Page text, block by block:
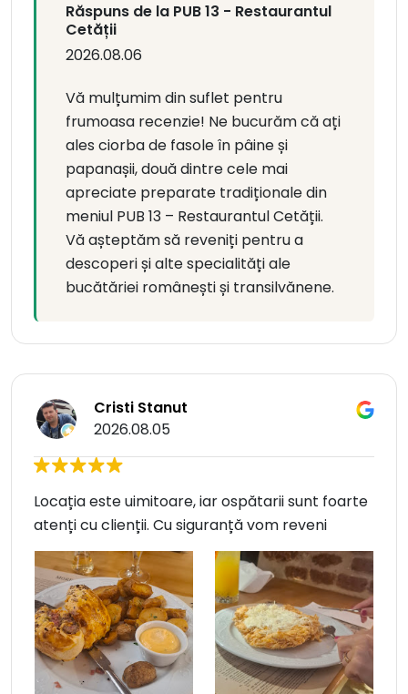
Răspuns de la PUB 13 - Restaurantul
Cetății
2026.08.06
Vă mulțumim din suflet pentru
frumoasa recenzie! Ne bucurăm că ați
ales ciorba de fasole în pâine și
papanașii, două dintre cele mai
apreciate preparate tradiționale din
meniul PUB 13 – Restaurantul Cetății.
Vă așteptăm să reveniți pentru a
descoperi și alte specialități ale
bucătăriei românești și transilvănene.
Cristi Stanut
2026.08.05
Locația este uimitoare, iar ospătarii sunt foarte
atenți cu clienții. Cu siguranță vom reveni